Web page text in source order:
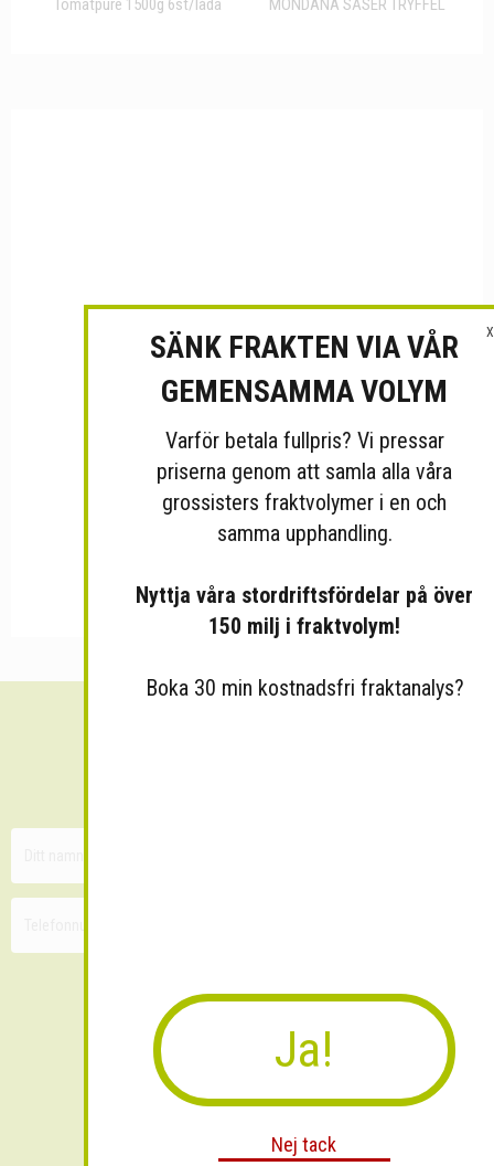
Skicka
X
SÄNK FRAKTEN VIA VÅR
GEMENSAMMA VOLYM
Varför betala fullpris? Vi pressar
priserna genom att samla alla våra
grossisters fraktvolymer i en och
samma upphandling.
Nyttja våra stordriftsfördelar på över
150 milj i fraktvolym!
Boka 30 min kostnadsfri fraktanalys?
Ja!
Nej tack